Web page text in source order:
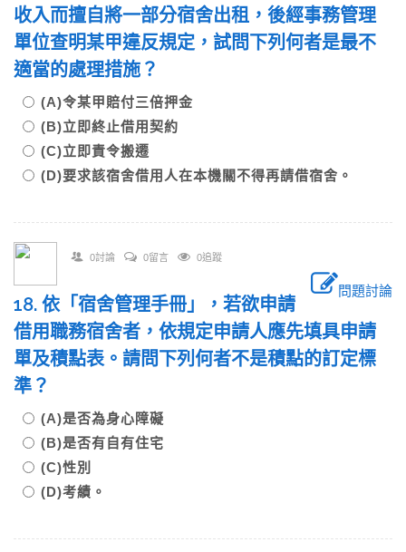
收入而擅自將一部分宿舍出租，後經事務管理
單位查明某甲違反規定，試問下列何者是最不
適當的處理措施？
(A)令某甲賠付三倍押金
(B)立即終止借用契約
(C)立即責令搬遷
(D)要求該宿舍借用人在本機關不得再請借宿舍。
0討論 0留言 0追蹤
問題討論
18. 依「宿舍管理手冊」，若欲申請
借用職務宿舍者，依規定申請人應先填具申請
單及積點表。請問下列何者不是積點的訂定標
準？
(A)是否為身心障礙
(B)是否有自有住宅
(C)性別
(D)考績。